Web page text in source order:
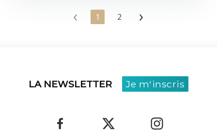
‹ 1 2 ›
LA NEWSLETTER Je m'inscris